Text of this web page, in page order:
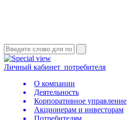
Личный кабинет потребителя
О компании
Деятельность
Корпоративное управление
Акционерам и инвесторам
Потребителям